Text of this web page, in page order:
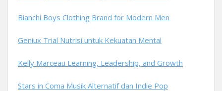
Bianchi Boys Clothing Brand for Modern Men
Geniux Trial Nutrisi untuk Kekuatan Mental
Kelly Marceau Learning, Leadership, and Growth
Stars in Coma Musik Alternatif dan Indie Pop